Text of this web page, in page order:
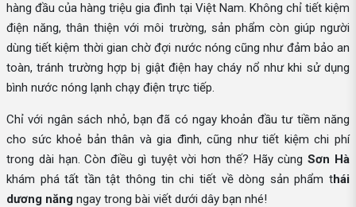
hàng đầu của hàng triệu gia đình tại Việt Nam. Không chỉ tiết kiệm
điện năng, thân thiện với môi trường, sản phẩm còn giúp người
dùng tiết kiệm thời gian chờ đợi nước nóng cũng như đảm bảo an
toàn, tránh trường hợp bị giật điện hay cháy nổ như khi sử dụng
bình nước nóng lạnh chạy điện trực tiếp.
Chỉ với ngân sách nhỏ, bạn đã có ngay khoản đầu tư tiềm năng
cho sức khoẻ bản thân và gia đình, cũng như tiết kiệm chi phí
trong dài hạn. Còn điều gì tuyệt vời hơn thế? Hãy cùngSơn Hà
khám phá tất tần tật thông tin chi tiết về dòng sản phẩm thái
dương năng ngay trong bài viết dưới dây bạn nhé!